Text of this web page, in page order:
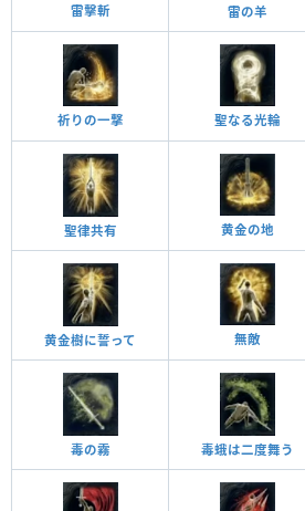
雷擊斬 雷の羊
祈りの一撃 聖なる光輪
聖律共有 黄金の地
黄金樹に誓って 無敵
毒の霧 毒蛾は二度舞う